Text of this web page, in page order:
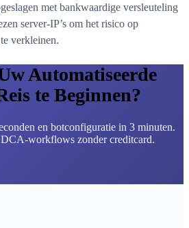
met bankwaardige versleuteling
server-IP’s om het risico op
verkleinen.
Automatiseerde
te Beginnen?
en botconfiguratie in 3 minuten.
workflows zonder creditcard.